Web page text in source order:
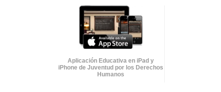
Aplicación Educativa en iPad y
iPhone de Juventud por los Derechos
Humanos